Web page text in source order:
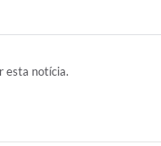
esta notícia.